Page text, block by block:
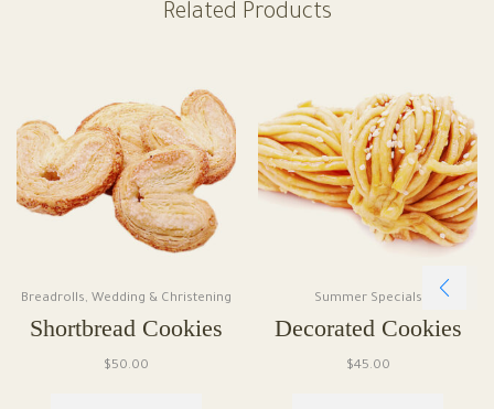
Related Products
Summer Specials
Decorated Cookies
$45.00
Breadrolls, Wedding & Christening
Shortbread Cookies
$50.00